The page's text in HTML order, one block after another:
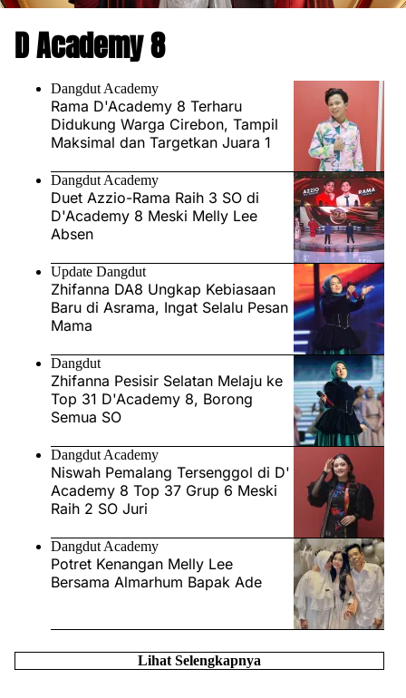
D Academy 8
Dangdut Academy
Rama D'Academy 8 Terharu
Didukung Warga Cirebon, Tampil
Maksimal dan Targetkan Juara 1
Dangdut Academy
Duet Azzio-Rama Raih 3 SO di
D'Academy 8 Meski Melly Lee
Absen
Update Dangdut
Zhifanna DA8 Ungkap Kebiasaan
Baru di Asrama, Ingat Selalu Pesan
Mama
Dangdut
Zhifanna Pesisir Selatan Melaju ke
Top 31 D'Academy 8, Borong
Semua SO
Dangdut Academy
Niswah Pemalang Tersenggol di D'
Academy 8 Top 37 Grup 6 Meski
Raih 2 SO Juri
Dangdut Academy
Potret Kenangan Melly Lee
Bersama Almarhum Bapak Ade
Lihat Selengkapnya